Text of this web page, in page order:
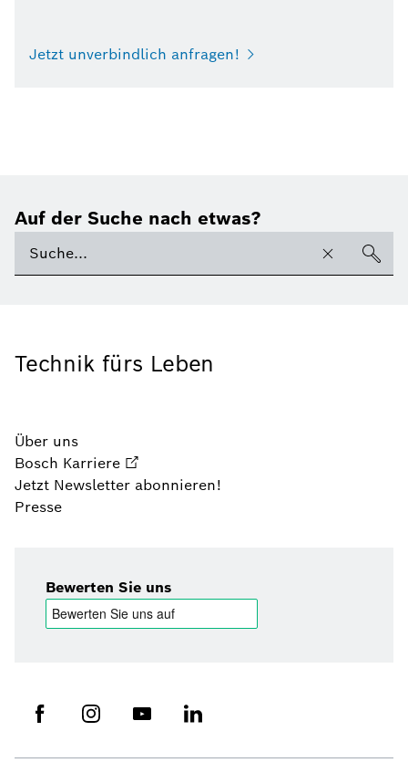
Jetzt unverbindlich anfragen!
Auf der Suche nach etwas?
Technik fürs Leben
Über uns
Bosch Karriere
Jetzt Newsletter abonnieren!
Presse
Bewerten Sie uns